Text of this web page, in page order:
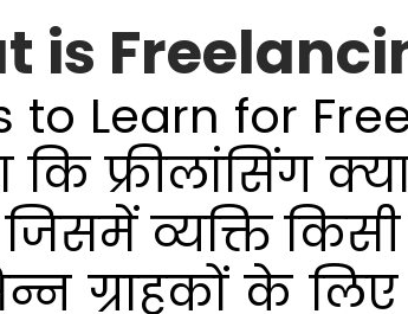
is
to Learn for
फ्रीलांसिंग क्या
व्यक्ति
ग्राहकों के